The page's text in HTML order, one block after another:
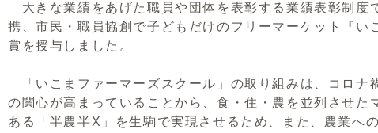
大きな業績をあげた職員や団体を表彰する業績表彰制度
携、市民・職員協創で子どもだけのフリーマーケット『
賞を授与しました。
「いこまファーマーズスクール」の取り組みは、コロナ
の関心が高まっていることから、食・住・農を並列させ
ある「半農半X」を生駒で実現させるため、また、農業へ